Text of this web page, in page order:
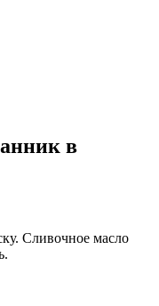
в
Сливочное масло